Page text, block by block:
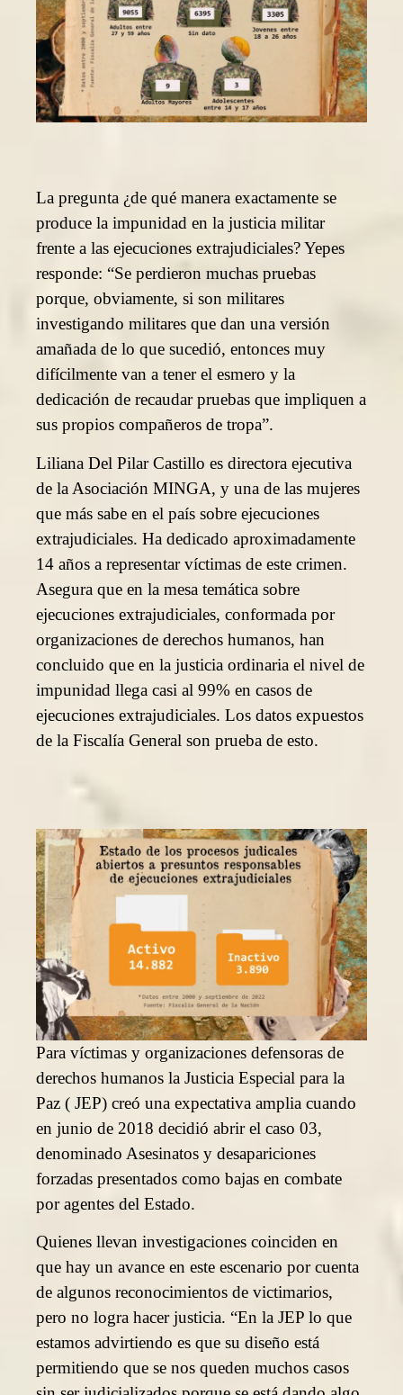
La pregunta ¿de qué manera exactamente se
produce la impunidad en la justicia militar
frente a las ejecuciones extrajudiciales? Yepes
responde: “Se perdieron muchas pruebas
porque, obviamente, si son militares
investigando militares que dan una versión
amañada de lo que sucedió, entonces muy
difícilmente van a tener el esmero y la
dedicación de recaudar pruebas que impliquen a
sus propios compañeros de tropa”.
Liliana Del Pilar Castillo es directora ejecutiva
de la Asociación MINGA, y una de las mujeres
que más sabe en el país sobre ejecuciones
extrajudiciales. Ha dedicado aproximadamente
14 años a representar víctimas de este crimen.
Asegura que en la mesa temática sobre
ejecuciones extrajudiciales, conformada por
organizaciones de derechos humanos, han
concluido que en la justicia ordinaria el nivel de
impunidad llega casi al 99% en casos de
ejecuciones extrajudiciales. Los datos expuestos
de la Fiscalía General son prueba de esto.
Para víctimas y organizaciones defensoras de
derechos humanos la Justicia Especial para la
Paz ( JEP) creó una expectativa amplia cuando
en junio de 2018 decidió abrir el caso 03,
denominado Asesinatos y desapariciones
forzadas presentados como bajas en combate
por agentes del Estado.
Quienes llevan investigaciones coinciden en
que hay un avance en este escenario por cuenta
de algunos reconocimientos de victimarios,
pero no logra hacer justicia. “En la JEP lo que
estamos advirtiendo es que su diseño está
permitiendo que se nos queden muchos casos